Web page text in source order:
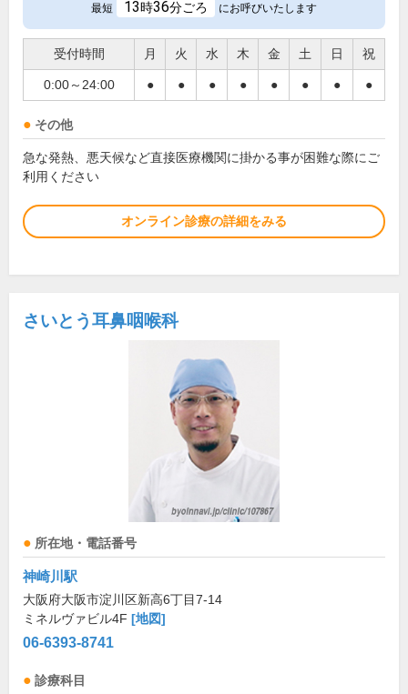
最短 13時36分ごろ にお呼びいたします
受付時間 月 火 水 木 金 土 日 祝
0:00～24:00 ● ● ● ● ● ● ● ●
その他
急な発熱、悪天候など直接医療機関に掛かる事が困難な際にご
利用ください
オンライン診療の詳細をみる
さいとう耳鼻咽喉科
所在地・電話番号
神崎川駅
大阪府大阪市淀川区新高6丁目7-14
ミネルヴァビル4F [地図]
06-6393-8741
診療科目